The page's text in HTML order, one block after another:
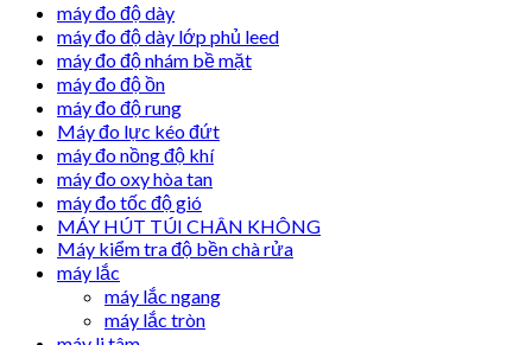
máy đo độ dày
máy đo độ dày lớp phủ leed
máy đo độ nhám bề mặt
máy đo độ ồn
máy đo độ rung
Máy đo lực kéo đứt
máy đo nồng độ khí
máy đo oxy hòa tan
máy đo tốc độ gió
MÁY HÚT TÚI CHÂN KHÔNG
Máy kiểm tra độ bền chà rửa
máy lắc
máy lắc ngang
máy lắc tròn